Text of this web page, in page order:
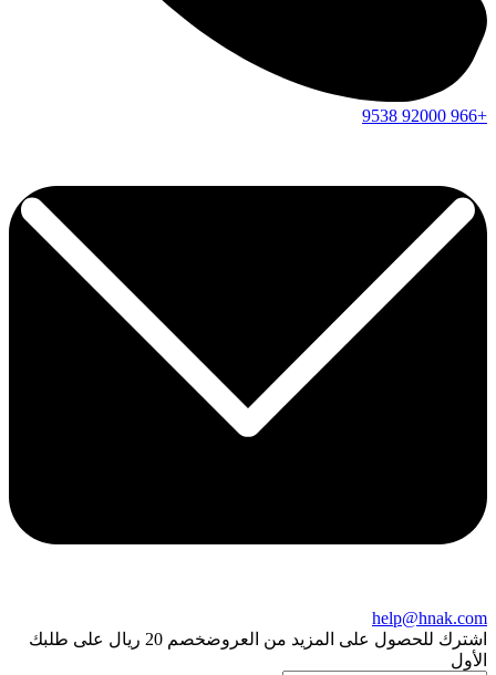
+966
92000
9538
help@hnak.com
اشترك للحصول على المزيد من العروض
خصم 20 ريال على طلبك
الأول